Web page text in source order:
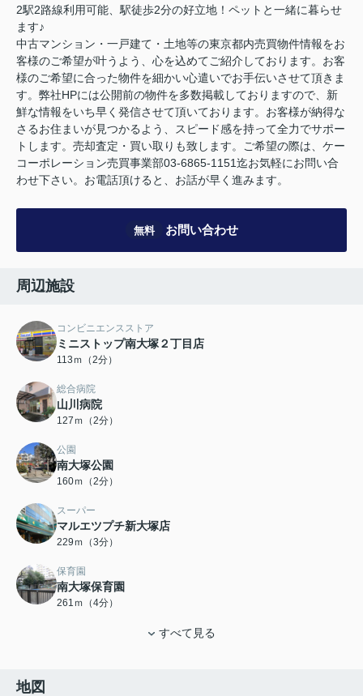
2駅2路線利用可能、駅徒歩2分の好立地！ペットと一緒に暮らせ
ます♪
中古マンション・一戸建て・土地等の東京都内売買物件情報をお
客様のご希望が叶うよう、心を込めてご紹介しております。お客
様のご希望に合った物件を細かい心遣いでお手伝いさせて頂きま
す。弊社HPには公開前の物件を多数掲載しておりますので、新
鮮な情報をいち早く発信させて頂いております。お客様が納得な
さるお住まいが見つかるよう、スピード感を持って全力でサポー
トします。売却査定・買い取りも致します。ご希望の際は、ケー
コーポレーション売買事業部03-6865-1151迄お気軽にお問い合
わせ下さい。お電話頂けると、お話が早く進みます。
無料 お問い合わせ
周辺施設
コンビニエンスストア
ミニストップ南大塚２丁目店
113ｍ（2分）
総合病院
山川病院
127ｍ（2分）
公園
南大塚公園
160ｍ（2分）
スーパー
マルエツプチ新大塚店
229ｍ（3分）
保育園
南大塚保育園
261ｍ（4分）
すべて見る
地図